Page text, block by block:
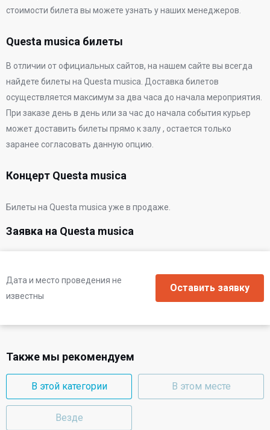
стоимости билета вы можете узнать у наших менеджеров.
Questa musica билеты
В отличии от официальных сайтов, на нашем сайте вы всегда
найдете билеты на Questa musica. Доставка билетов
осуществляется максимум за два часа до начала мероприятия.
При заказе день в день или за час до начала события курьер
может доставить билеты прямо к залу , остается только
заранее согласовать данную опцию.
Концерт Questa musica
Билеты на Questa musica уже в продаже.
Заявка на Questa musica
Дата и место проведения не
известны
Также мы рекомендуем
В этой категории В этом месте
Везде